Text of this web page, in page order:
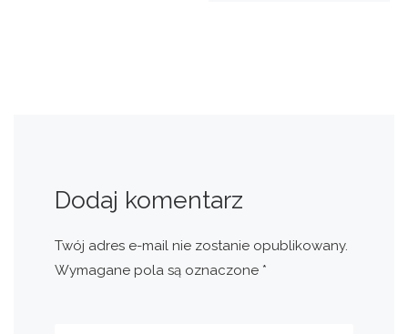
Dodaj komentarz
Twój adres e-mail nie zostanie opublikowany.
Wymagane pola są oznaczone *